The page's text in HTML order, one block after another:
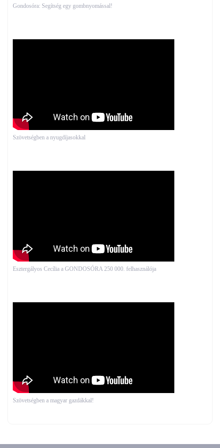
Gondosóra: Segítség egy gombnyomással!
Szövetségben a nyugdíjasokkal
Esztergályos Cecília a GONDOSÓRA 250 000. felhasználója
Szövetségben a magyar gazdákkal!